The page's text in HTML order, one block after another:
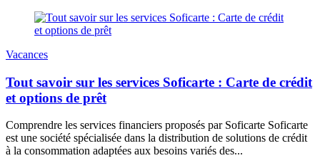
Vacances
Tout savoir sur les services Soficarte : Carte de crédit
et options de prêt
Comprendre les services financiers proposés par Soficarte Soficarte
est une société spécialisée dans la distribution de solutions de crédit
à la consommation adaptées aux besoins variés des...